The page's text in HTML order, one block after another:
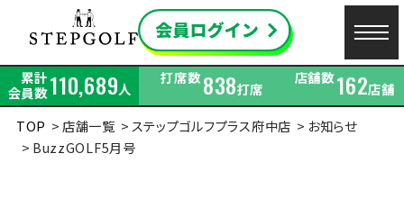
累計
会員数110,689人
打席数838打席
店舗数162店舗
TOP
店舗一覧 ステップゴルフプラス府中店
お知らせ
BuzzGOLF5月号